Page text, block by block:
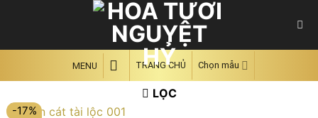
MENU TRANG CHỦ Chọn mẫu
LỌC
-17%